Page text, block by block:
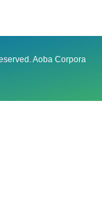
Aoba Corpora